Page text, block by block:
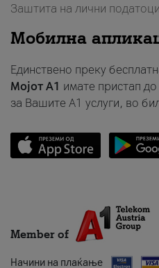
Заштита на лични податоци
Мобилна
Единствено преку
Мојот A1 имате пристап
за Вашите A1 услуги, во
Member of
Начини на плаќање